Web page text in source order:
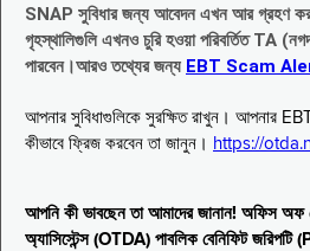
SNAP সুবিধার জন্য আবেদন এখন আর গ্রহণ
গৃহস্থালিগুলি এখনও চুরি হওয়া পরিবর্তিত TA
পারবেন।আরও তথ্যের জন্য EBT Scam
আপনার সুবিধাগুলিকে সুরক্ষিত রাখুন। আপনার EBT
কীভাবে ফ্রিজ করবেন তা জানুন। https://
আপনি কী ভাবছেন তা আমাদের জানান! অফিস অফ
অ্যাসিস্টেন্স (OTDA) পাবলিক বেনিফিট